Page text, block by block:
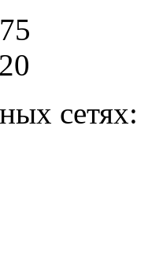
сетях: